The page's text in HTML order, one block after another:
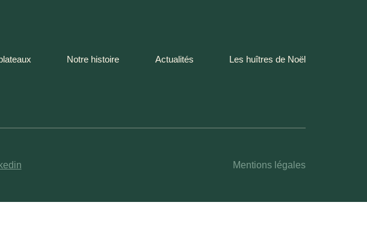
Notre histoire Actualités Les huîtres de Noël
Mentions légales